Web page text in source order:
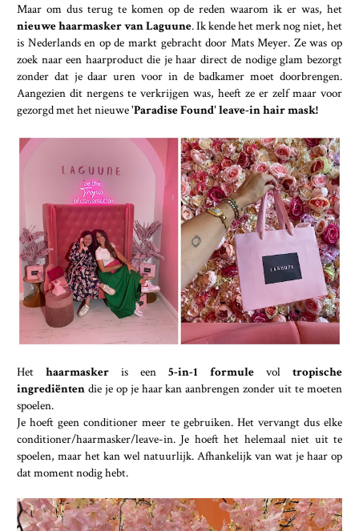
Maar om dus terug te komen op de reden waarom ik er was, het
nieuwe haarmasker van Laguune. Ik kende het merk nog niet, het
is Nederlands en op de markt gebracht door Mats Meyer. Ze was op
zoek naar een haarproduct die je haar direct de nodige glam bezorgt
zonder dat je daar uren voor in de badkamer moet doorbrengen.
Aangezien dit nergens te verkrijgen was, heeft ze er zelf maar voor
gezorgd met het nieuwe 'Paradise Found' leave-in hair mask!
Het haarmasker is een 5-in-1 formule vol tropische
ingrediënten die je op je haar kan aanbrengen zonder uit te moeten
spoelen.
Je hoeft geen conditioner meer te gebruiken. Het vervangt dus elke
conditioner/haarmasker/leave-in. Je hoeft het helemaal niet uit te
spoelen, maar het kan wel natuurlijk. Afhankelijk van wat je haar op
dat moment nodig hebt.